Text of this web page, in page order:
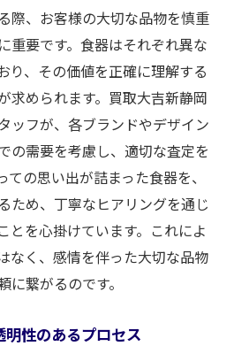
際、お客様の大切な品物を慎重
重要です。食器はそれぞれ異な
り、その価値を正確に理解する
求められます。買取大吉新静岡
ッフが、各ブランドやデザイン
の需要を考慮し、適切な査定を
の思い出が詰まった食器を、
ため、丁寧なヒアリングを通じ
とを心掛けています。これによ
なく、感情を伴った大切な品物
に繋がるのです。
性のあるプロセス